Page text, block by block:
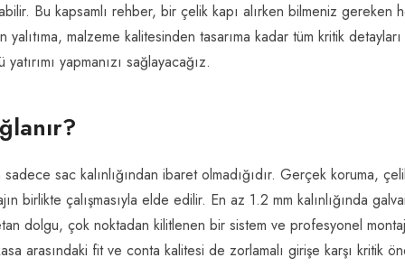
Bu kapsamlı rehber, bir çelik kapı alırken bilmeniz gereken
malzeme kalitesinden tasarıma kadar tüm kritik detayları
yapmanızı sağlayacağız.
sac kalınlığından ibaret olmadığıdır. Gerçek koruma,
birlikte çalışmasıyla elde edilir. En az 1.2 mm kalınlığında
dolgu, çok noktadan kilitlenen bir sistem ve profesyonel
arasındaki fit ve conta kalitesi de zorlamalı girişe karşı kritik